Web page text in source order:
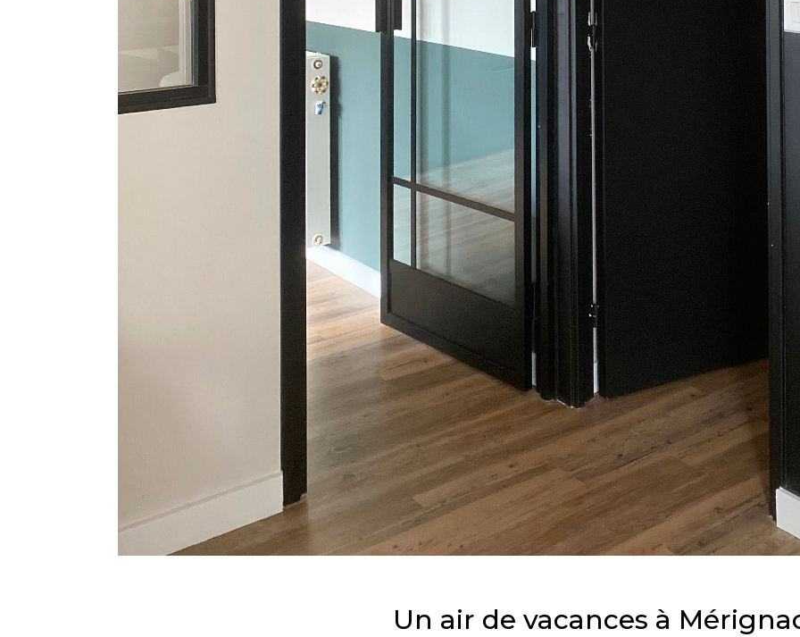
Un air de vacances à